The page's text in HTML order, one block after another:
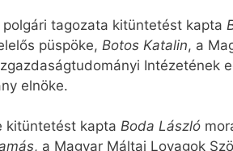
tagozata kitüntetést kapta
püspöke, Botos Katalin, a
Intézetének
elnöke.
kitüntetést kapta Boda László
, a Magyar Máltai Lovagok